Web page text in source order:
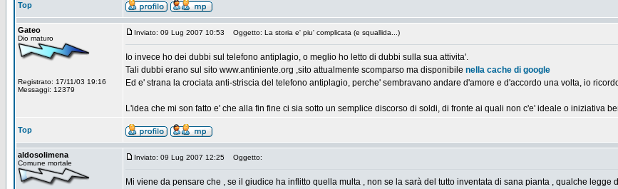
Top
Gateo
Dio maturo
Registrato: 17/11/03 19:16
Messaggi: 12379
Inviato: 09 Lug 2007 10:53 Oggetto: La storia e' piu' complicata (e squallida...)
Io invece ho dei dubbi sul telefono antiplagio, o meglio ho letto di dubbi sulla sua attivita'.
Tali dubbi erano sul sito www.antiniente.org ,sito attualmente scomparso ma disponibile nella cache di google
Ed e' strana la crociata anti-striscia del telefono antiplagio, perche' sembravano andare d'amore e d'accordo una volta, io
L'idea che mi son fatto e' che alla fin fine ci sia sotto un semplice discorso di soldi, di fronte ai quali non c'e' ideale o iniziativa
Top
aldosolimena
Comune mortale
Inviato: 09 Lug 2007 12:25 Oggetto:
Mi viene da pensare che , se il giudice ha inflitto quella multa , non se la sarà del tutto inventata di sana pianta , qualche legge